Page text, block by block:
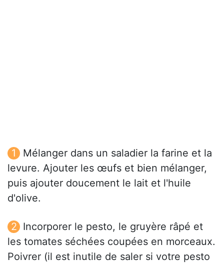
Mélanger dans un saladier la farine et la
levure. Ajouter les œufs et bien mélanger,
puis ajouter doucement le lait et l'huile
d'olive.
Incorporer le pesto, le gruyère râpé et
les tomates séchées coupées en morceaux.
Poivrer (il est inutile de saler si votre pesto